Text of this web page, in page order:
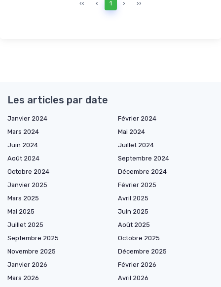
‹‹ ‹ 1 › ››
Les articles par date
Janvier 2024
Février 2024
Mars 2024
Mai 2024
Juin 2024
Juillet 2024
Août 2024
Septembre 2024
Octobre 2024
Décembre 2024
Janvier 2025
Février 2025
Mars 2025
Avril 2025
Mai 2025
Juin 2025
Juillet 2025
Août 2025
Septembre 2025
Octobre 2025
Novembre 2025
Décembre 2025
Janvier 2026
Février 2026
Mars 2026
Avril 2026